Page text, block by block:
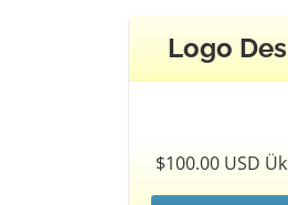
Logo
$100.00 USD